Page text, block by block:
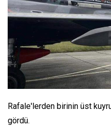
Rafale'lerden birinin üst
gördü.